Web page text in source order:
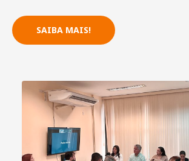
SAIBA MAIS!